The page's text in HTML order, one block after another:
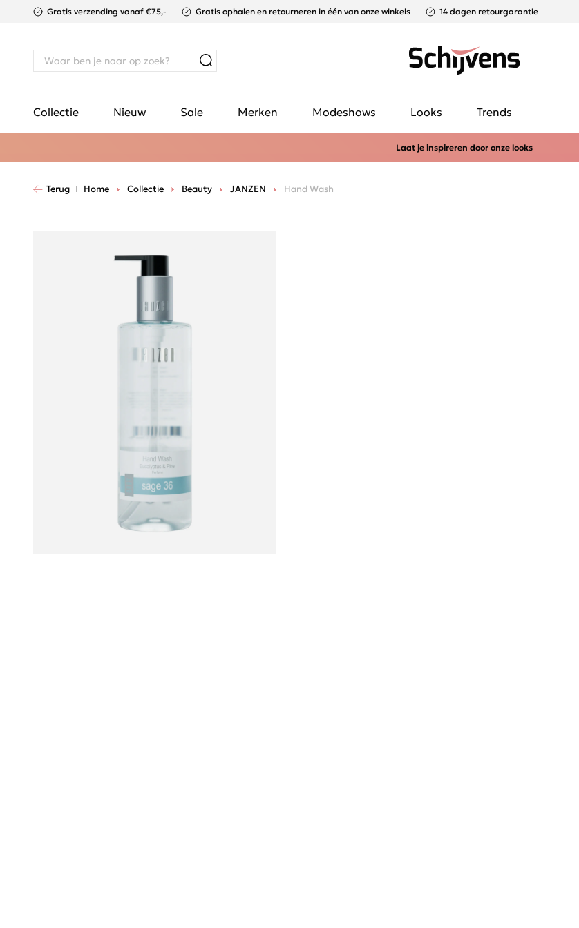
Gratis verzending vanaf €75,- Gratis ophalen en retourneren in één van onze winkels 14 dagen retourgarantie
Collectie Nieuw Sale Merken Modeshows Looks Trends
Laat je inspireren door onze looks
Terug Home Collectie Beauty JANZEN Hand Wash